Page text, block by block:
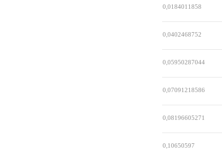
0,0184011858
0,0402468752
0,05950287044
0,07091218586
0,08196605271
0,10650597